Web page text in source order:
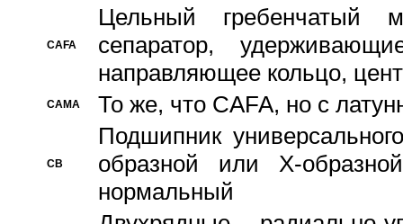
CAFA
Цельный гребенчатый
сепаратор,
направляющее кольцо,
CAMA То же, что CAFA, но с
CB
Подшипник
образной или Х-
нормальный